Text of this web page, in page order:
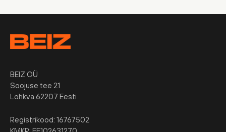
BEIZ OÜ
Soojuse tee 21
Lohkva 62207 Eesti
Registrikood: 16767502